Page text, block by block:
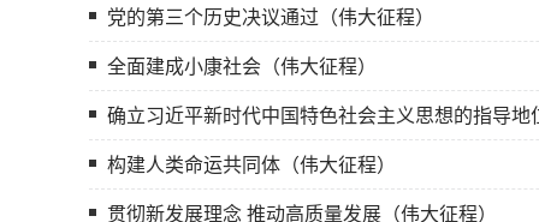
党的第三个历史决议通过（伟大征程）
全面建成小康社会（伟大征程）
确立习近平新时代中国特色社会主义思想的指导地
构建人类命运共同体（伟大征程）
贯彻新发展理念 推动高质量发展（伟大征程）